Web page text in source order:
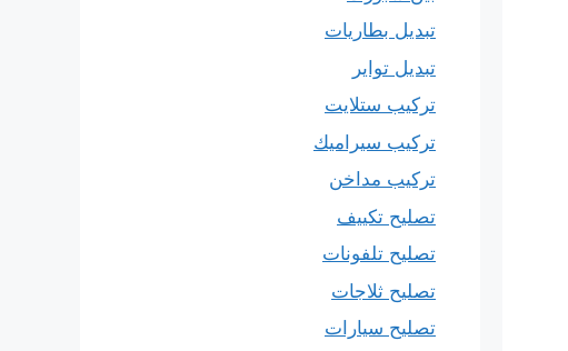
تبديل بطاريات
تبديل تواير
تركيب ستلايت
تركيب سيراميك
تركيب مداخن
تصليح تكييف
تصليح تلفونات
تصليح ثلاجات
تصليح سيارات